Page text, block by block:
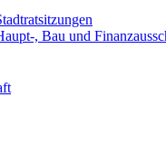
, Bau und